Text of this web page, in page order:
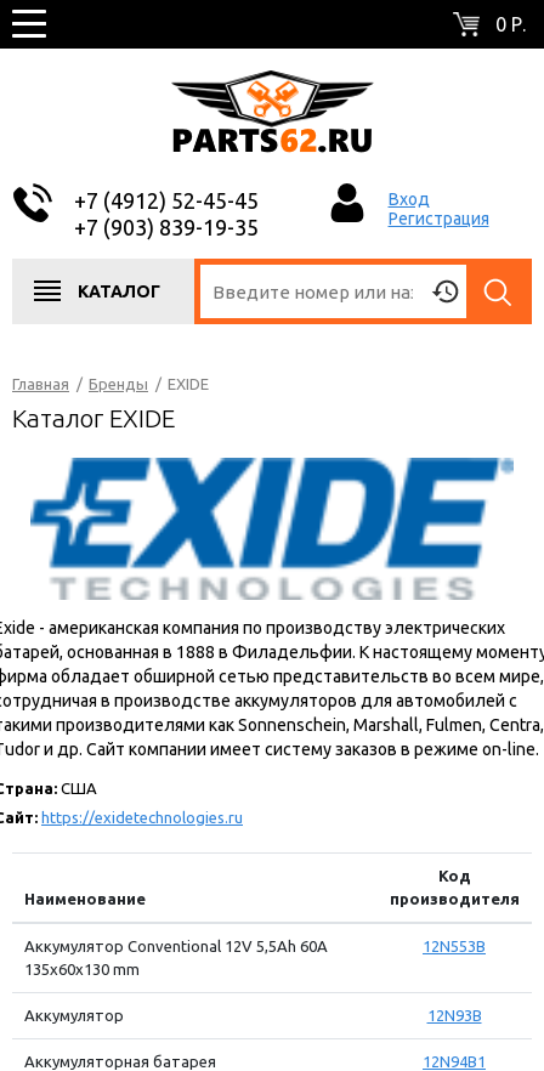
0 Р.
+7 (4912) 52-45-45
+7 (903) 839-19-35
Вход
Регистрация
КАТАЛОГ
Главная / Бренды / EXIDE
Каталог EXIDE
- американская компания по производству электрических
основанная в 1888 в Филадельфии. К настоящему
обладает обширной сетью представительств во всем мире,
в производстве аккумуляторов для автомобилей с
производителями как Sonnenschein, Marshall, Fulmen, Centra,
и др. Сайт компании имеет систему заказов в режиме on-line.
США
https://exidetechnologies.ru
Наименование
Код
производителя
Аккумулятор Conventional 12V 5,5Ah 60A
135x60x130 mm
12N553B
Аккумулятор 12N93B
Аккумуляторная батарея 12N94B1